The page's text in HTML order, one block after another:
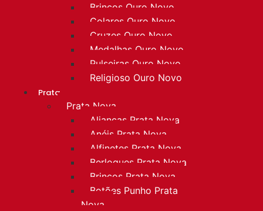
Brincos Ouro Novo
Colares Ouro Novo
Cruzes Ouro Novo
Medalhas Ouro Novo
Pulseiras Ouro Novo
Religioso Ouro Novo
Prata
Prata Nova
Alianças Prata Nova
Anéis Prata Nova
Alfinetes Prata Nova
Berloques Prata Nova
Brincos Prata Nova
Botões Punho Prata
Nova